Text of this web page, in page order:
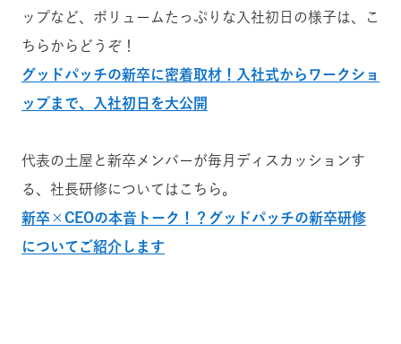
ップなど、ボリュームたっぷりな入社初日の様子は、こ
ちらからどうぞ！
グッドパッチの新卒に密着取材！入社式からワークショ
ップまで、入社初日を大公開
代表の土屋と新卒メンバーが毎月ディスカッションす
る、社長研修についてはこちら。
新卒×CEOの本音トーク！？グッドパッチの新卒研修
についてご紹介します